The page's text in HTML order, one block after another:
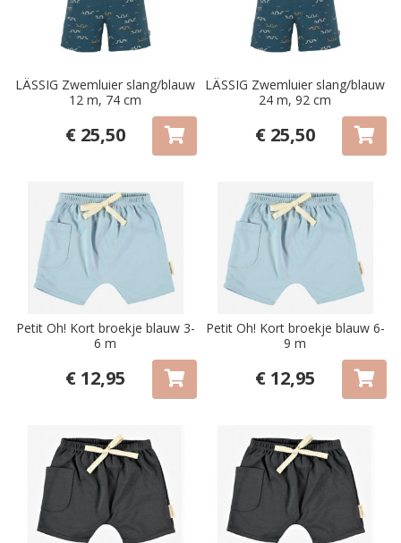
LÄSSIG Zwemluier slang/blauw
12 m, 74 cm
€ 25,50
LÄSSIG Zwemluier slang/blauw
24 m, 92 cm
€ 25,50
Petit Oh! Kort broekje blauw 3-
6 m
€ 12,95
Petit Oh! Kort broekje blauw 6-
9 m
€ 12,95